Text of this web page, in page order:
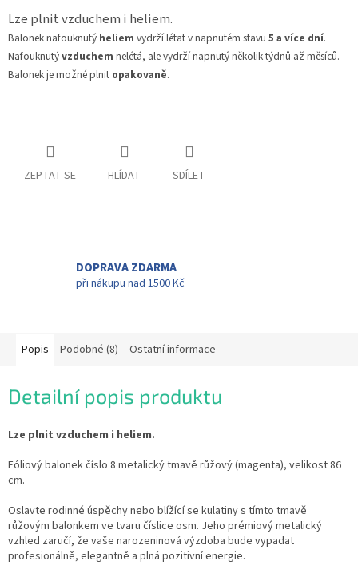
Lze plnit vzduchem i heliem.
Balonek nafouknutý heliem vydrží létat v napnutém stavu 5 a více dní.
Nafouknutývzduchem nelétá, ale vydrží napnutý několik týdnů až měsíců.
Balonek je možné plnit opakovaně.
ZEPTAT SE HLÍDAT SDÍLET
DOPRAVA ZDARMA
při nákupu nad 1500 Kč
Popis Podobné (8) Ostatní informace
Detailní popis produktu
Lze plnit vzduchem i heliem.
Fóliový balonek číslo 8 metalický tmavě růžový (magenta), velikost 86
cm.
Oslavte rodinné úspěchy nebo blížící se kulatiny s tímto tmavě
růžovým balonkem ve tvaru číslice osm. Jeho prémiový metalický
vzhled zaručí, že vaše narozeninová výzdoba bude vypadat
profesionálně, elegantně a plná pozitivní energie.